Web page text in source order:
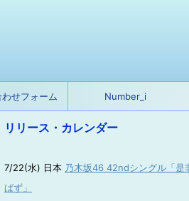
せフォーム Number_i
リリース・カレンダー
7/22(水) 日本 乃木坂46 42ndシングル「是
ばず」